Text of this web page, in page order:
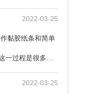
2022-03-25
黏胶纸条和简单
一过程是很多商
2022-03-25